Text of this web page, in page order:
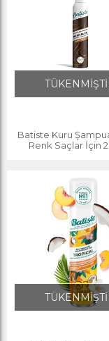
Batiste Kuru
Renk Saçlar İçin